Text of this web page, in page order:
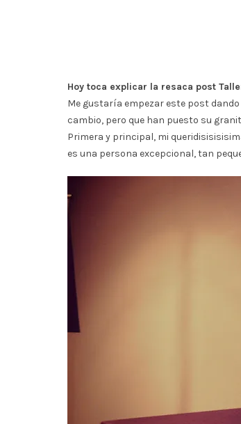
Hoy toca explicar la resaca post
Me gustaría empezar este post
cambio, pero que han puesto su
Primera y principal, mi
es una persona excepcional, tan